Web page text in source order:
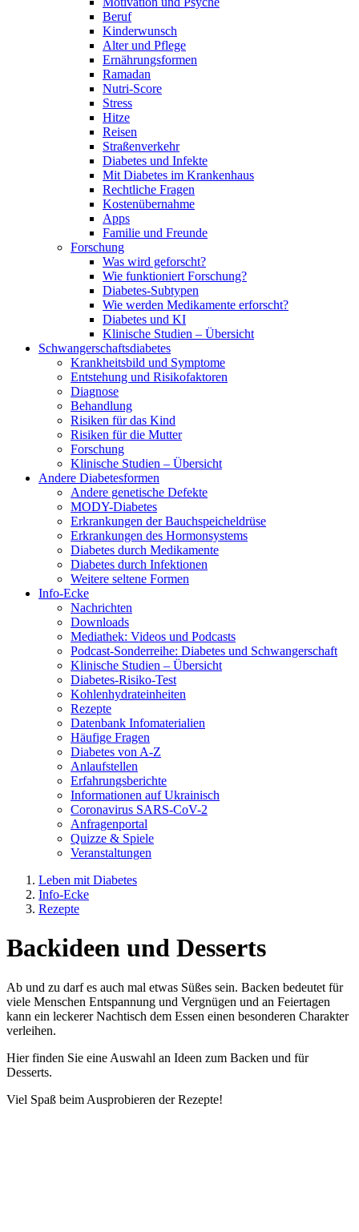
Beruf
Kinderwunsch
Alter und Pflege
Ernährungsformen
Ramadan
Nutri-Score
Stress
Hitze
Reisen
Straßenverkehr
Diabetes und Infekte
Mit Diabetes im Krankenhaus
Rechtliche Fragen
Kostenübernahme
Apps
Familie und Freunde
Forschung
Was wird geforscht?
Wie funktioniert Forschung?
Diabetes-Subtypen
Wie werden Medikamente erforscht?
Diabetes und KI
Klinische Studien – Übersicht
Schwangerschaftsdiabetes
Krankheitsbild und Symptome
Entstehung und Risikofaktoren
Diagnose
Behandlung
Risiken für das Kind
Risiken für die Mutter
Forschung
Klinische Studien – Übersicht
Andere Diabetesformen
Andere genetische Defekte
MODY-Diabetes
Erkrankungen der Bauchspeicheldrüse
Erkrankungen des Hormonsystems
Diabetes durch Medikamente
Diabetes durch Infektionen
Weitere seltene Formen
Info-Ecke
Nachrichten
Downloads
Mediathek: Videos und Podcasts
Podcast-Sonderreihe: Diabetes und Schwangerschaft
Klinische Studien – Übersicht
Diabetes-Risiko-Test
Kohlenhydrateinheiten
Rezepte
Datenbank Infomaterialien
Häufige Fragen
Diabetes von A-Z
Anlaufstellen
Erfahrungsberichte
Informationen auf Ukrainisch
Coronavirus SARS-CoV-2
Anfragenportal
Quizze & Spiele
Veranstaltungen
Leben mit Diabetes
Info-Ecke
Rezepte
Backideen und Desserts
Ab und zu darf es auch mal etwas Süßes sein. Backen bedeutet für
viele Menschen Entspannung und Vergnügen und an Feiertagen
kann ein leckerer Nachtisch dem Essen einen besonderen Charakter
verleihen.
Hier finden Sie eine Auswahl an Ideen zum Backen und für
Desserts.
Viel Spaß beim Ausprobieren der Rezepte!